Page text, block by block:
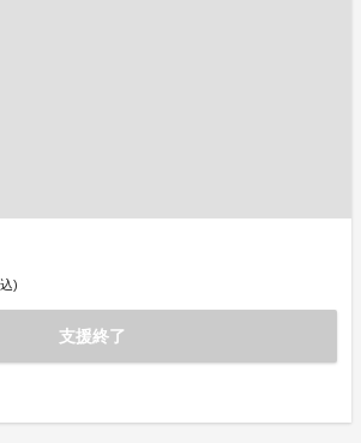
)
支援終了